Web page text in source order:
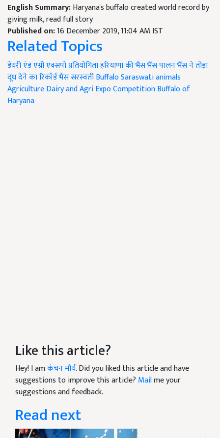
English Summary:Haryana's buffalo created world record by
giving milk, read full story
Published on:16 December 2019, 11:04 AM IST
Related Topics
डेयरी एंड एग्री एक्सपो प्रतियोगिताहरियाणा की भैंसभैंस पालनभैंस ने तोड़ा
दूध देने का रिकॉर्डभैंस सरस्वतीBuffalo Saraswatianimals
AgricultureDairy and Agri Expo CompetitionBuffalo of
Haryana
Like this article?
Hey! I amकंचन मौर्य. Did you liked this article and have
suggestions to improve this article? Mailme your
suggestions and feedback.
Read next